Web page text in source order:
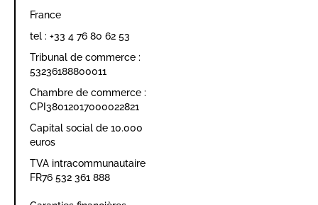
France
tel : +33 4 76 80 62 53
Tribunal de commerce :
53236188800011
Chambre de commerce :
CPI38012017000022821
Capital social de 10.000
euros
TVA intracommunautaire
FR76 532 361 888